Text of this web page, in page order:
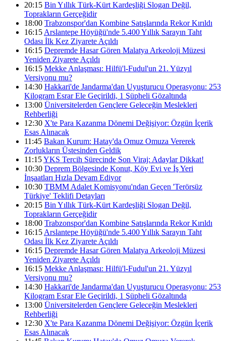
20:15 Bin Yıllık Türk-Kürt Kardeşliği Slogan Değil,
Toprakların Gerçeğidir
18:00 Trabzonspor'dan Kombine Satışlarında Rekor Kırıldı
16:15 Arslantepe Höyüğü'nde 5.400 Yıllık Sarayın Taht
Odası İlk Kez Ziyarete Açıldı
16:15 Depremde Hasar Gören Malatya Arkeoloji Müzesi
Yeniden Ziyarete Açıldı
16:15 Mekke Anlaşması: Hilfü'l-Fudul'un 21. Yüzyıl
Versiyonu mu?
14:30 Hakkari'de Jandarma'dan Uyuşturucu Operasyonu: 253
Kilogram Esrar Ele Geçirildi, 1 Şüpheli Gözaltında
13:00 Üniversitelerden Gençlere Geleceğin Meslekleri
Rehberliği
12:30 X'te Para Kazanma Dönemi Değişiyor: Özgün İçerik
Esas Alınacak
11:45 Bakan Kurum: Hatay'da Omuz Omuza Vererek
Zorlukların Üstesinden Geldik
11:15YKS Tercih Sürecinde Son Viraj: Adaylar Dikkat!
10:30 Deprem Bölgesinde Konut, Köy Evi ve İş Yeri
İnşaatları Hızla Devam Ediyor
10:30 TBMM Adalet Komisyonu'ndan Geçen 'Terörsüz
Türkiye' Teklifi Detayları
20:15 Bin Yıllık Türk-Kürt Kardeşliği Slogan Değil,
Toprakların Gerçeğidir
18:00 Trabzonspor'dan Kombine Satışlarında Rekor Kırıldı
16:15 Arslantepe Höyüğü'nde 5.400 Yıllık Sarayın Taht
Odası İlk Kez Ziyarete Açıldı
16:15 Depremde Hasar Gören Malatya Arkeoloji Müzesi
Yeniden Ziyarete Açıldı
16:15 Mekke Anlaşması: Hilfü'l-Fudul'un 21. Yüzyıl
Versiyonu mu?
14:30 Hakkari'de Jandarma'dan Uyuşturucu Operasyonu: 253
Kilogram Esrar Ele Geçirildi, 1 Şüpheli Gözaltında
13:00 Üniversitelerden Gençlere Geleceğin Meslekleri
Rehberliği
12:30 X'te Para Kazanma Dönemi Değişiyor: Özgün İçerik
Esas Alınacak